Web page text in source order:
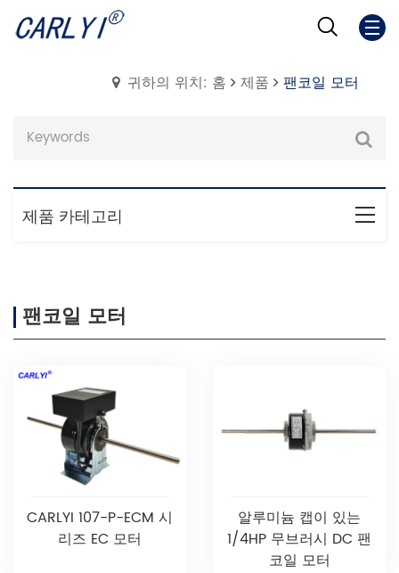
귀하의 위치: 홈 제품 팬코일 모터
제품 카테고리
팬코일 모터
CARLYI 107-P-ECM 시
리즈 EC 모터
알루미늄 캡이 있는
1/4HP 무브러시 DC 팬
코일 모터